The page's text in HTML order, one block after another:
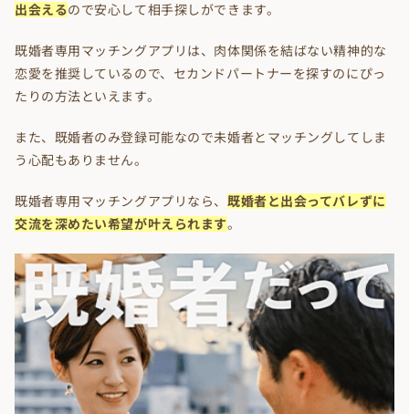
出会えるので安心して相手探しができます。
既婚者専用マッチングアプリは、肉体関係を結ばない精神的な
恋愛を推奨しているので、セカンドパートナーを探すのにぴっ
たりの方法といえます。
また、既婚者のみ登録可能なので未婚者とマッチングしてしま
う心配もありません。
既婚者専用マッチングアプリなら、 既婚者と出会ってバレずに
交流を深めたい希望が叶えられます。